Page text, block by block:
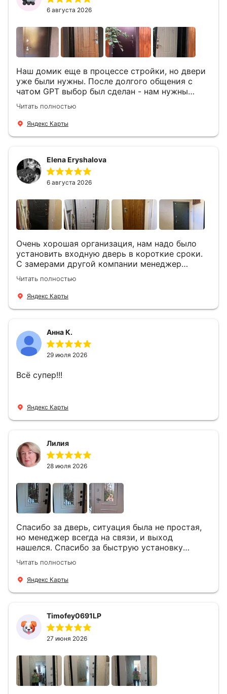
6 августа 2026
Наш домик еще в процессе стройки, но двери
уже были нужны. После долгого общения с
чатом GPT выбор был сделан - нам нужны
двери Аргус Термо Композит, которые нашлись
в компании ДвериОпт . Менеджер Филипп
ответил на все вопросы, посчитал стоимость и
установили две двери, ответили на все
вопросы . Выполненной работой мы довольны.
Огромная всем благодарность!
Читать полностью
Яндекс Карты
Elena Eryshalova
6 августа 2026
Очень хорошая организация, нам надо было
установить входную дверь в короткие сроки.
С замерами другой компании менеджер
компании Филлип, быстро предоставил нам
варианты дверей, монтаж тоже был очень
четкий, позвонили, согласовали и установили
Читать полностью
Яндекс Карты
Анна К.
29 июля 2026
Всё супер!!!
Яндекс Карты
Лилия
28 июля 2026
Спасибо за дверь, ситуация была не простая,
но менеджер всегда на связи, и выход
нашелся. Спасибо за быструю установку
Роману, один и привёз, и установил. Надеюсь,
что дверь нам долго послужит
Читать полностью
Яндекс Карты
Timofey0691LP
27 июня 2026